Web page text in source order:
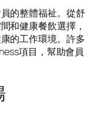
的整體福祉。從舒
和健康餐飲選擇，
的工作環境。許多
項目，幫助會員